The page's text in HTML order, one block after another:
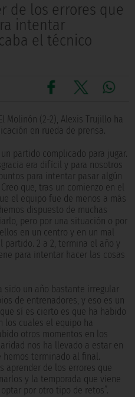
de los errores que
intentar
el técnico
Molinón (2-2), Alexis Trujillo ha
en rueda de prensa.
partido complicado para jugar.
era difícil y para nosotros
para intentar pasar algún
que, tras un comienzo en el
el equipo fue de menos a más
dispuesto de muchas
pero por una situación o por
en un centro y en un mal
partido. 2 a 2, termina el año y
para intentar hacer las cosas
sido un año bastante irregular
de entrenadores, y eso es un
sí es cierto es que ha habido
los cuales el equipo ha
otros momentos en los
nos ha llevado a estar en
terminado al final.
aprender de los errores que
y la temporada que viene
por otro tipo de retos”.